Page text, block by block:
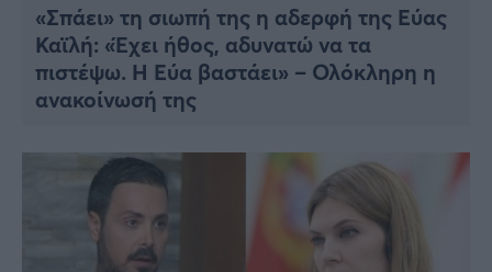
«Σπάει» τη σιωπή της η αδερφή της Εύας
Καϊλή: «Έχει ήθος, αδυνατώ να τα
πιστέψω. Η Εύα βαστάει» – Ολόκληρη η
ανακοίνωσή της